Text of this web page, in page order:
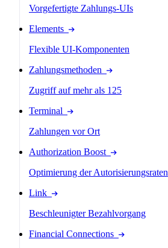
Vorgefertigte Zahlungs-UIs
Elements
Flexible UI-Komponenten
Zahlungsmethoden
Zugriff auf mehr als 125
Terminal
Zahlungen vor Ort
Authorization Boost
Optimierung der Autorisierungsraten
Link
Beschleunigter Bezahlvorgang
Financial Connections